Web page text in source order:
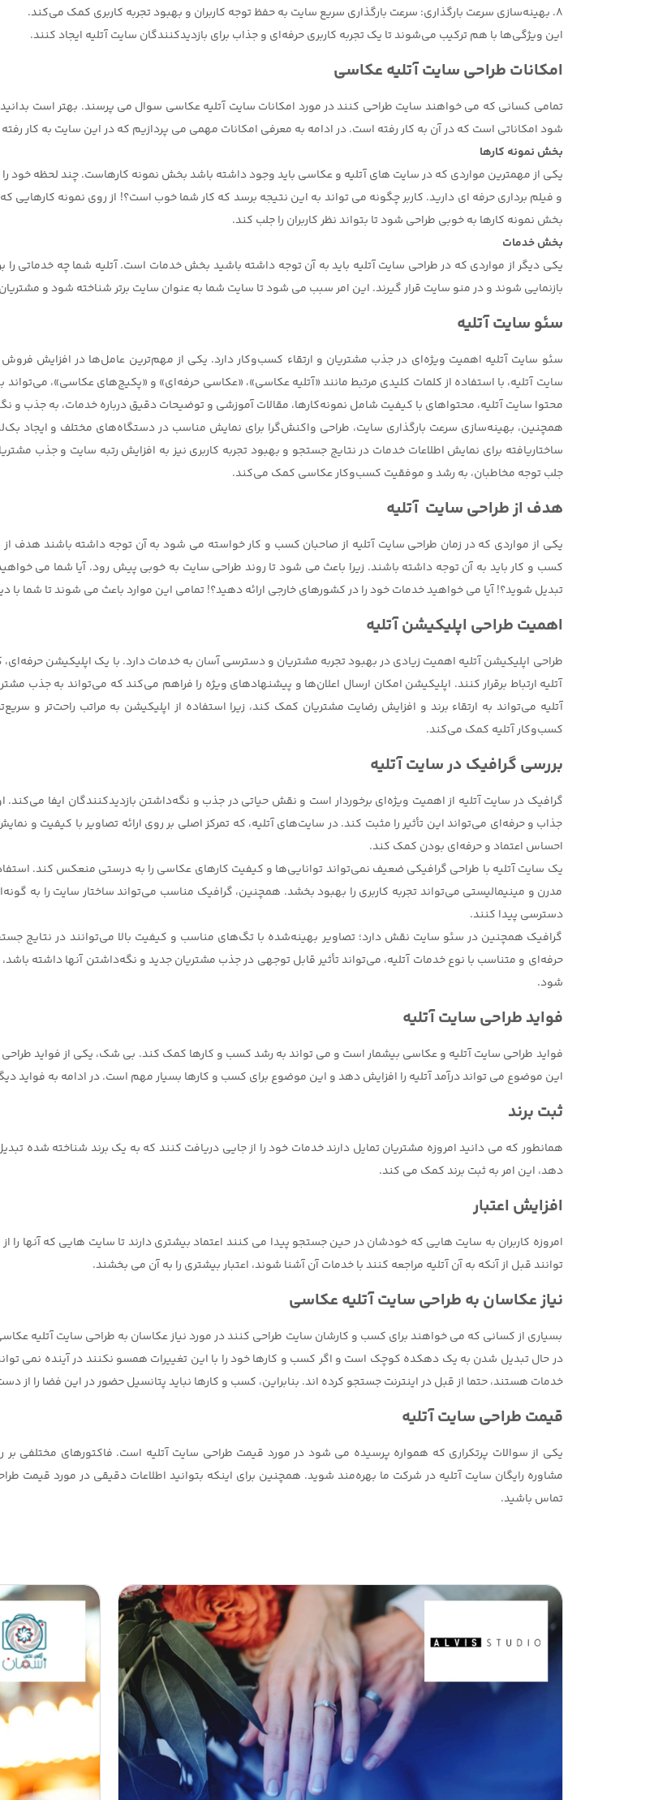
8. بهینه‌سازی سرعت بارگذاری: سرعت بارگذاری سریع سایت به حفظ توجه کاربران و بهبود تجربه کاربری کمک می‌کند.
این ویژگی‌ها با هم ترکیب می‌شوند تا یک تجربه کاربری حرفه‌ای و جذاب برای بازدیدکنندگان سایت آتلیه ایجاد کنند.
امکانات طراحی سایت آتلیه عکاسی
تمامی کسانی که می خواهند سایت طراحی کنند در مورد امکانات سایت آتلیه عکاسی سوال می پرسند. بهتر است
شود امکاناتی است که در آن به کار رفته است. در ادامه به معرفی امکانات مهمی می پردازیم که در این سایت به کار رفته
بخش نمونه کارها
یکی از مهمترین مواردی که در سایت های آتلیه و عکاسی باید وجود داشته باشد بخش نمونه کارهاست. چند لحظه خود را به
و فیلم برداری حرفه ای دارید. کاربر چگونه می تواند به این نتیجه برسد که کار شما خوب است؟! از روی نمونه
بخش نمونه کارها به خوبی طراحی شود تا بتواند نظر کاربران را جلب کند.
بخش خدمات
یکی دیگر از مواردی که در طراحی سایت آتلیه باید به آن توجه داشته باشید بخش خدمات است. آتلیه شما چه خدماتی
بازنمایی شوند و در منو سایت قرار گیرند. این امر سبب می شود تا سایت شما به عنوان سایت برتر شناخته شود و
سئو سایت آتلیه
سئو سایت آتلیه اهمیت ویژه‌ای در جذب مشتریان و ارتقاء کسب‌وکار دارد. یکی از مهم‌ترین عامل‌ها در افزایش
سایت آتلیه، با استفاده از کلمات کلیدی مرتبط مانند «آتلیه عکاسی»، «عکاسی حرفه‌ای» و «پکیج‌های عکاسی»،
محتوا سایت آتلیه، محتواهای با کیفیت شامل نمونه‌کارها، مقالات آموزشی و توضیحات دقیق درباره خدمات، به جذب و
همچنین، بهینه‌سازی سرعت بارگذاری سایت، طراحی واکنش‌گرا برای نمایش مناسب در دستگاه‌های مختلف و ایجاد
ساختاریافته برای نمایش اطلاعات خدمات در نتایج جستجو و بهبود تجربه کاربری نیز به افزایش رتبه سایت و جذب
جلب توجه مخاطبان، به رشد و موفقیت کسب‌وکار عکاسی کمک می‌کند.
هدف از طراحی سایت آتلیه
یکی از مواردی که در زمان طراحی سایت آتلیه از صاحبان کسب و کار خواسته می شود به آن توجه داشته باشند
کسب و کار باید به آن توجه داشته باشند. زیرا باعث می شود تا روند طراحی سایت به خوبی پیش رود. آیا شما می
تبدیل شوید؟! آیا می خواهید خدمات خود را در کشورهای خارجی ارائه دهید؟! تمامی این موارد باعث می شوند تا شما با
اهمیت طراحی اپلیکیشن آتلیه
طراحی اپلیکیشن آتلیه اهمیت زیادی در بهبود تجربه مشتریان و دسترسی آسان به خدمات دارد. با یک اپلیکیشن حرفه‌ای،
آتلیه ارتباط برقرار کنند. اپلیکیشن امکان ارسال اعلان‌ها و پیشنهادهای ویژه را فراهم می‌کند که می‌تواند به
آتلیه می‌تواند به ارتقاء برند و افزایش رضایت مشتریان کمک کند، زیرا استفاده از اپلیکیشن به مراتب راحت‌تر و
کسب‌وکار آتلیه کمک می‌کند.
بررسی گرافیک در سایت آتلیه
گرافیک در سایت آتلیه از اهمیت ویژه‌ای برخوردار است و نقش حیاتی در جذب و نگه‌داشتن بازدیدکنندگان ایفا می‌کند.
جذاب و حرفه‌ای می‌تواند این تأثیر را مثبت کند. در سایت‌های آتلیه، که تمرکز اصلی بر روی ارائه تصاویر با کیفیت و
احساس اعتماد و حرفه‌ای بودن کمک کند.
یک سایت آتلیه با طراحی گرافیکی ضعیف نمی‌تواند توانایی‌ها و کیفیت کارهای عکاسی را به درستی منعکس کند.
مدرن و مینیمالیستی می‌تواند تجربه کاربری را بهبود بخشد. همچنین، گرافیک مناسب می‌تواند ساختار سایت را به
دسترسی پیدا کنند.
گرافیک همچنین در سئو سایت نقش دارد؛ تصاویر بهینه‌شده با تگ‌های مناسب و کیفیت بالا می‌توانند در نتایج
حرفه‌ای و متناسب با نوع خدمات آتلیه، می‌تواند تأثیر قابل توجهی در جذب مشتریان جدید و نگه‌داشتن آنها داشته
شود.
فواید طراحی سایت آتلیه
فواید طراحی سایت آتلیه و عکاسی بیشمار است و می تواند به رشد کسب و کارها کمک کند. بی شک، یکی از فواید
این موضوع می تواند درآمد آتلیه را افزایش دهد و این موضوع برای کسب و کارها بسیار مهم است. در ادامه به فواید
ثبت برند
همانطور که می دانید امروزه مشتریان تمایل دارند خدمات خود را از جایی دریافت کنند که به یک برند شناخته شده
دهد، این امر به ثبت برند کمک می کند.
افزایش اعتبار
امروزه کاربران به سایت هایی که خودشان در حین جستجو پیدا می کنند اعتماد بیشتری دارند تا سایت هایی که آنها را
توانند قبل از آنکه به آن آتلیه مراجعه کنند با خدمات آن آشنا شوند، اعتبار بیشتری را به آن می بخشند.
نیاز عکاسان به طراحی سایت آتلیه عکاسی
بسیاری از کسانی که می خواهند برای کسب و کارشان سایت طراحی کنند در مورد نیاز عکاسان به طراحی سایت آتلیه
خدمات هستند، حتما از قبل در اینترنت جستجو کرده اند. بنابراین، کسب و کارها نباید پتانسیل حضور در این فضا را از
قیمت طراحی سایت آتلیه
یکی از سوالات پرتکراری که همواره پرسیده می شود در مورد قیمت طراحی سایت آتلیه است. فاکتورهای مختلفی بر
مشاوره رایگان سایت آتلیه در شرکت ما بهره‌مند شوید. همچنین برای اینکه بتوانید اطلاعات دقیقی در مورد قیمت
تماس باشید.